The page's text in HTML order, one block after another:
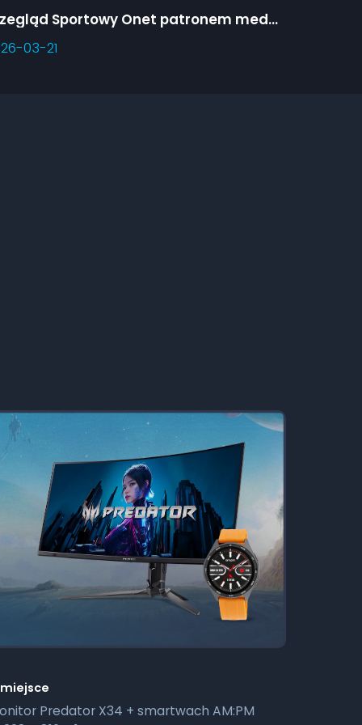
Przegląd Sportowy Onet patronem medialnym Predator Games
03-21
miejsce
Predator X34 + smartwach AM:PM